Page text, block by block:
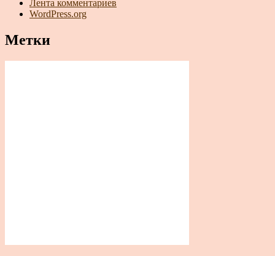
Лента комментариев
WordPress.org
Метки